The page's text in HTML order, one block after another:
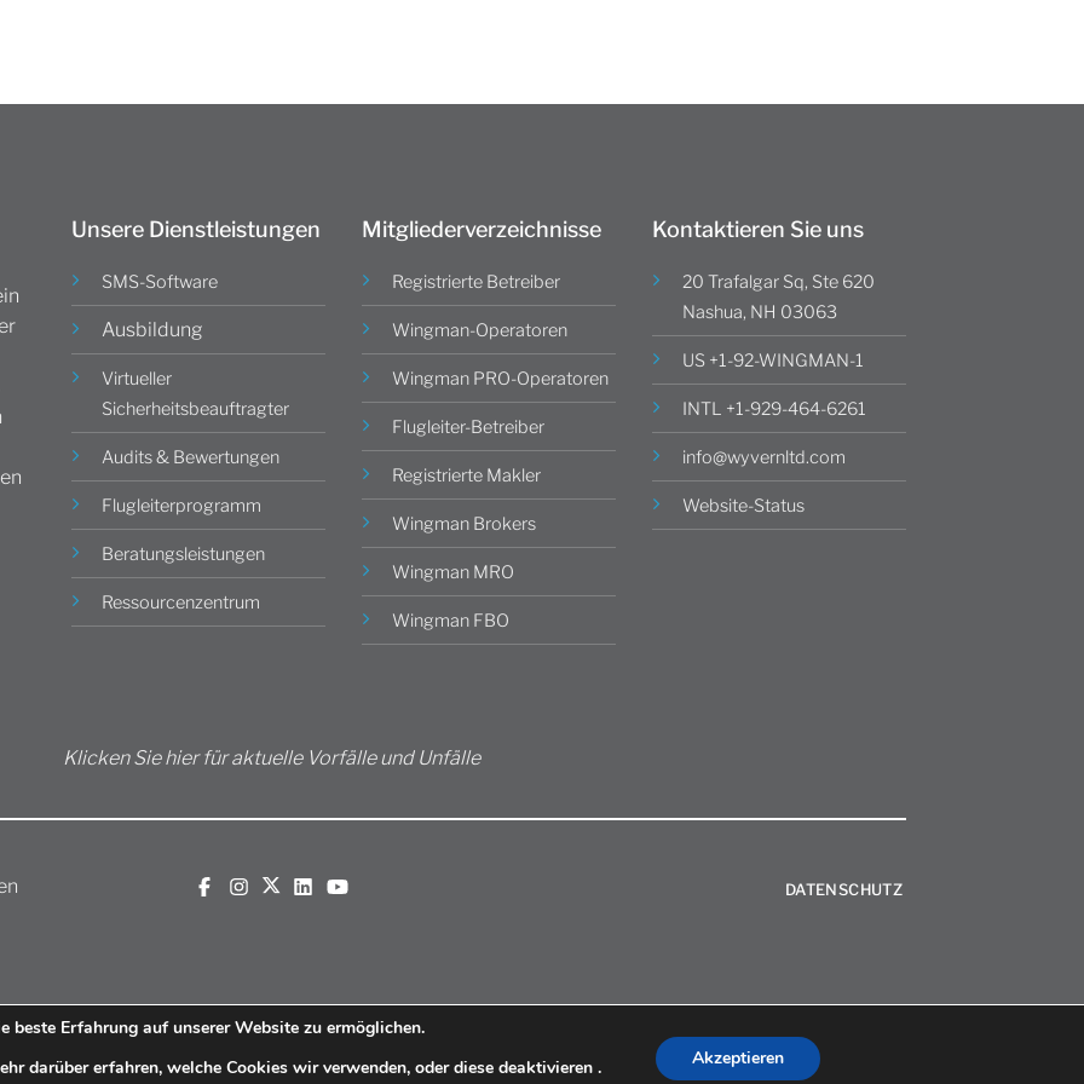
Unsere Dienstleistungen
SMS-Software
Ausbildung
Virtueller
Sicherheitsbeauftragter
Audits & Bewertungen
Flugleiterprogramm
Beratungsleistungen
Ressourcenzentrum
Mitgliederverzeichnisse
Registrierte Betreiber
Wingman-Operatoren
Wingman PRO-Operatoren
Flugleiter-Betreiber
Registrierte Makler
Wingman Brokers
Wingman MRO
Wingman FBO
Kontaktieren Sie uns
20 Trafalgar Sq, Ste 620
Nashua, NH 03063
US +1-92-WINGMAN-1
INTL +1-929-464-6261
info@wyvernltd.com
Website-Status
Klicken Sie hier für aktuelle Vorfälle und Unfälle
DATENSCHUTZ
beste Erfahrung auf unserer Website zu ermöglichen.
darüber erfahren, welche Cookies wir verwenden, oder diese deaktivieren . Akzeptieren